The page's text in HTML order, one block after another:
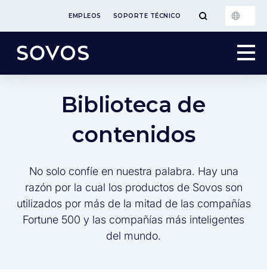
EMPLEOS SOPORTE TÉCNICO
Biblioteca de
contenidos
No solo confíe en nuestra palabra. Hay una
razón por la cual los productos de Sovos son
utilizados por más de la mitad de las compañías
Fortune 500 y las compañías más inteligentes
del mundo.